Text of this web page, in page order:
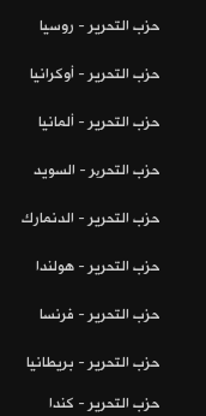
حزب التحرير - روسيا
حزب التحرير - أوكرانيا
حزب التحرير - ألمانيا
حزب التحریر - السويد
حزب التحرير - الدنمارك
حزب التحرير - هولندا
حزب التحرير - فرنسا
حزب التحرير - بريطانيا
حزب التحرير - كندا